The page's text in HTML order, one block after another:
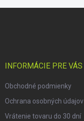
INFORMÁCIE PRE VÁS
Obchodné podmienky
Ochrana osobných údajov
Vrátenie tovaru do 30 dní